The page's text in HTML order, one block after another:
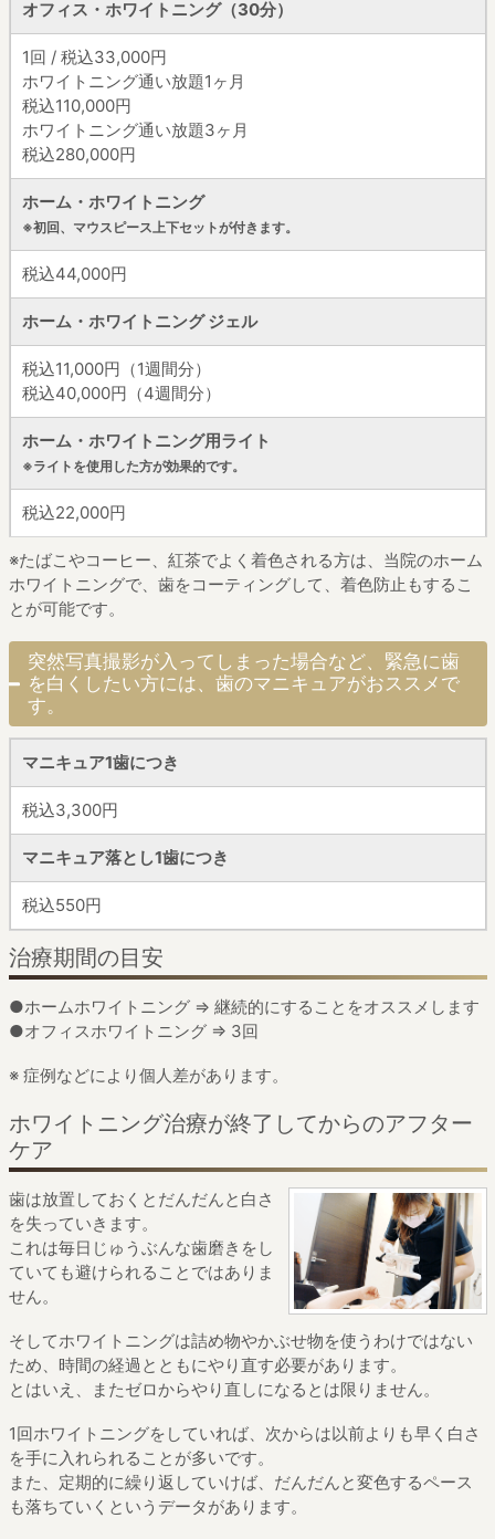
オフィス・ホワイトニング（30分）
1回 / 税込33,000円
ホワイトニング通い放題1ヶ月
税込110,000円
ホワイトニング通い放題3ヶ月
税込280,000円
ホーム・ホワイトニング
※初回、マウスピース上下セットが付きます。
税込44,000円
ホーム・ホワイトニング ジェル
税込11,000円（1週間分）
税込40,000円（4週間分）
ホーム・ホワイトニング用ライト
※ライトを使用した方が効果的です。
税込22,000円
※たばこやコーヒー、紅茶でよく着色される方は、当院のホーム
ホワイトニングで、 歯をコーティングして、着色防止もするこ
とが可能です。
突然写真撮影が入ってしまった場合など、 緊急に歯
を白くしたい方には、歯のマニキュアがおススメで
す。
マニキュア1歯につき
税込3,300円
マニキュア落とし1歯につき
税込550円
治療期間の目安
●ホームホワイトニング ⇒ 継続的にすることをオススメします
●オフィスホワイトニング ⇒ 3回
※ 症例などにより個人差があります。
ホワイトニング治療が終了してからのアフター
ケア
歯は放置しておくとだんだんと白さ
を失っていきます。
これは毎日じゅうぶんな歯磨きをし
ていても避けられることではありま
せん。
そしてホワイトニングは詰め物やかぶせ物を使うわけではない
ため、 時間の経過とともにやり直す必要があります。
とはいえ、またゼロからやり直しになるとは限りません。
1回ホワイトニングをしていれば、 次からは以前よりも早く白さ
を手に入れられることが多いです。
また、定期的に繰り返していけば、 だんだんと変色するペース
も落ちていくというデータがあります。